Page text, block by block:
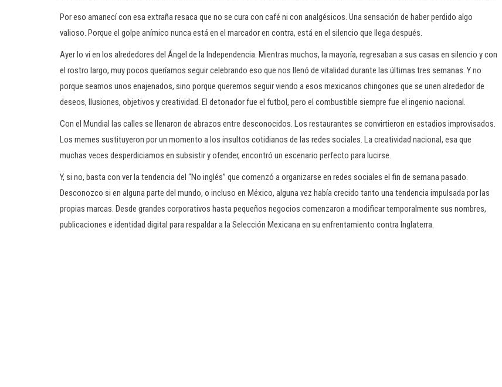
Por eso amanecí con esa extraña resaca que no se cura con café ni con analgésicos. Una sensación de haber perdido algo
valioso. Porque el golpe anímico nunca está en el marcador en contra, está en el silencio que llega después.
Ayer lo vi en los alrededores del Ángel de la Independencia. Mientras muchos, la mayoría, regresaban a sus casas en silencio y con
el rostro largo, muy pocos queríamos seguir celebrando eso que nos llenó de vitalidad durante las últimas tres semanas. Y no
porque seamos unos enajenados, sino porque queremos seguir viendo a esos mexicanos chingones que se unen alrededor de
deseos, Ilusiones, objetivos y creatividad. El detonador fue el futbol, pero el combustible siempre fue el ingenio nacional.
Con el Mundial las calles se llenaron de abrazos entre desconocidos. Los restaurantes se convirtieron en estadios improvisados.
Los memes sustituyeron por un momento a los insultos cotidianos de las redes sociales. La creatividad nacional, esa que
muchas veces desperdiciamos en subsistir y ofender, encontró un escenario perfecto para lucirse.
Y, si no, basta con ver la tendencia del “No inglés” que comenzó a organizarse en redes sociales el fin de semana pasado.
Desconozco si en alguna parte del mundo, o incluso en México, alguna vez había crecido tanto una tendencia impulsada por las
propias marcas. Desde grandes corporativos hasta pequeños negocios comenzaron a modificar temporalmente sus nombres,
publicaciones e identidad digital para respaldar a la Selección Mexicana en su enfrentamiento contra Inglaterra.